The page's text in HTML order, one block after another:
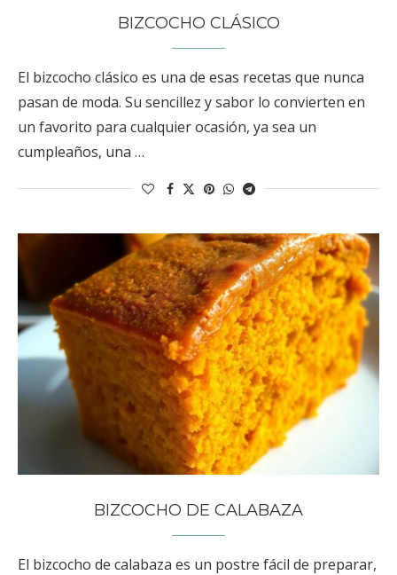
BIZCOCHO CLÁSICO
El bizcocho clásico es una de esas recetas que nunca
pasan de moda. Su sencillez y sabor lo convierten en
un favorito para cualquier ocasión, ya sea un
cumpleaños, una …
BIZCOCHO DE CALABAZA
El bizcocho de calabaza es un postre fácil de preparar,